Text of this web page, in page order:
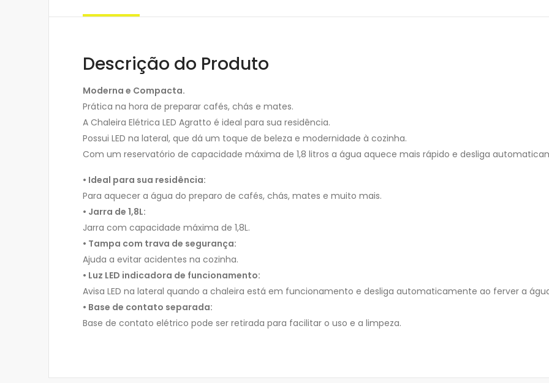
Descrição do Produto
Moderna e Compacta.
Prática na hora de preparar cafés, chás e mates.
A Chaleira Elétrica LED Agratto é ideal para sua residência.
Possui LED na lateral, que dá um toque de beleza e modernidade à cozinha.
Com um reservatório de capacidade máxima de 1,8 litros a água aquece mais rápido e desliga
• Ideal para sua residência:
Para aquecer a água do preparo de cafés, chás, mates e muito mais.
• Jarra de 1,8L:
Jarra com capacidade máxima de 1,8L.
• Tampa com trava de segurança:
Ajuda a evitar acidentes na cozinha.
• Luz LED indicadora de funcionamento:
Avisa LED na lateral quando a chaleira está em funcionamento e desliga automaticamente ao ferver a
• Base de contato separada:
Base de contato elétrico pode ser retirada para facilitar o uso e a limpeza.